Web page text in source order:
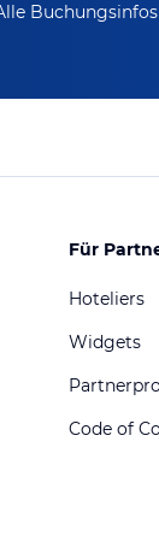
Für
Hoteliers
Widgets
Code of